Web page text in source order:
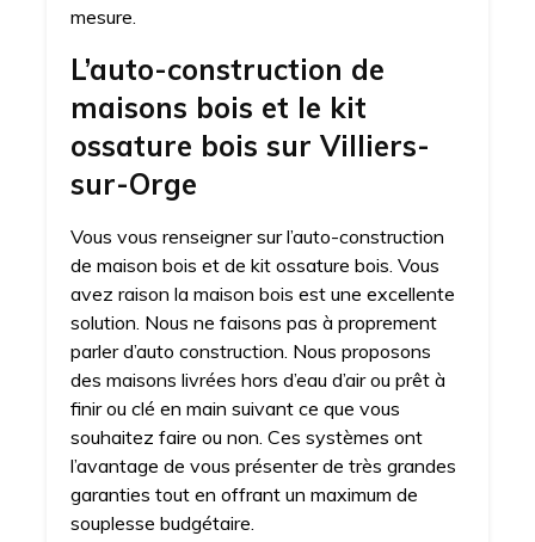
mesure.
L’auto-construction de
maisons bois et le kit
ossature bois sur Villiers-
sur-Orge
Vous vous renseigner sur l’auto-construction
de maison bois et de kit ossature bois. Vous
avez raison la maison bois est une excellente
solution. Nous ne faisons pas à proprement
parler d’auto construction. Nous proposons
des maisons livrées hors d’eau d’air ou prêt à
finir ou clé en main suivant ce que vous
souhaitez faire ou non. Ces systèmes ont
l’avantage de vous présenter de très grandes
garanties tout en offrant un maximum de
souplesse budgétaire.